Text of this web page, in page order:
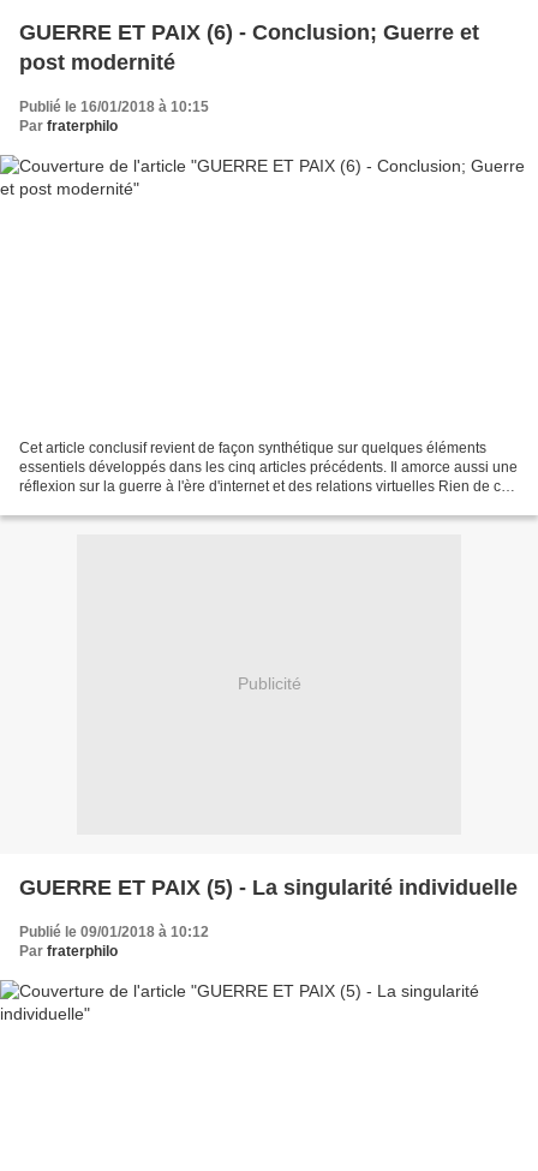
GUERRE ET PAIX (6) - Conclusion; Guerre et
post modernité
Publié le 16/01/2018 à 10:15
Par fraterphilo
Cet article conclusif revient de façon synthétique sur quelques éléments
essentiels développés dans les cinq articles précédents. Il amorce aussi une
réflexion sur la guerre à l'ère d'internet et des relations virtuelles Rien de ce
Publicité
GUERRE ET PAIX (5) - La singularité individuelle
Publié le 09/01/2018 à 10:12
Par fraterphilo